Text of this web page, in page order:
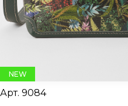
NEW
Арт. 9084